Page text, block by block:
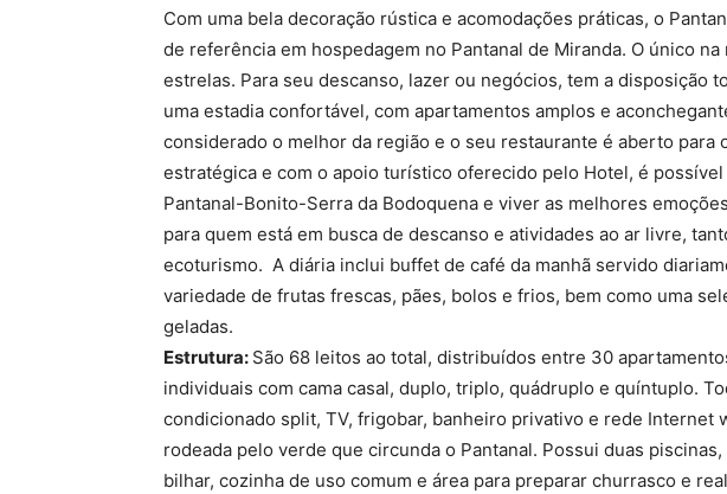
Com uma bela decoração rústica e acomodações práticas, o
de referência em hospedagem no Pantanal de Miranda. O único
estrelas. Para seu descanso, lazer ou negócios, tem a disposição
uma estadia confortável, com apartamentos amplos e
considerado o melhor da região e o seu restaurante é aberto para
estratégica e com o apoio turístico oferecido pelo Hotel, é
Pantanal-Bonito-Serra da Bodoquena e viver as melhores
para quem está em busca de descanso e atividades ao ar livre,
ecoturismo. A diária inclui buffet de café da manhã servido
variedade de frutas frescas, pães, bolos e frios, bem como uma
geladas.
Estrutura: São 68 leitos ao total, distribuídos entre 30
individuais com cama casal, duplo, triplo, quádruplo e quíntuplo.
condicionado split, TV, frigobar, banheiro privativo e rede Internet
rodeada pelo verde que circunda o Pantanal. Possui duas
bilhar, cozinha de uso comum e área para preparar churrasco e